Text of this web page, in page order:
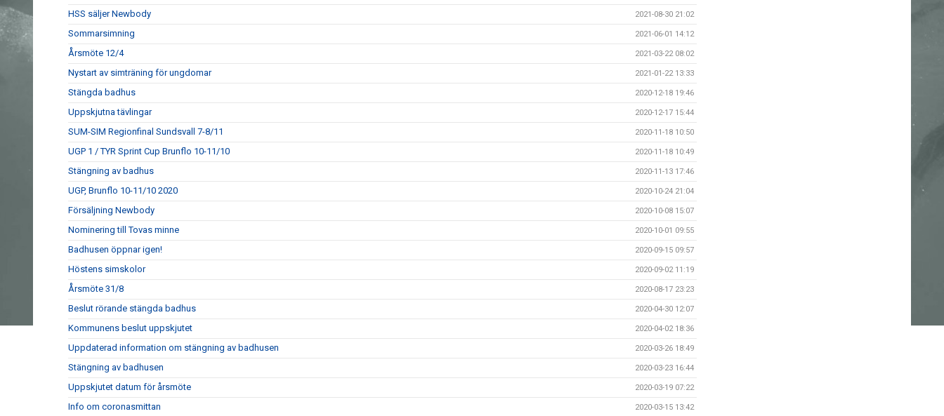
HSS säljer Newbody 2021-08-30 21:02
Sommarsimning 2021-06-01 14:12
Årsmöte 12/4 2021-03-22 08:02
Nystart av simträning för ungdomar 2021-01-22 13:33
Stängda badhus 2020-12-18 19:46
Uppskjutna tävlingar 2020-12-17 15:44
SUM-SIM Regionfinal Sundsvall 7-8/11 2020-11-18 10:50
UGP 1 / TYR Sprint Cup Brunflo 10-11/10 2020-11-18 10:49
Stängning av badhus 2020-11-13 17:46
UGP, Brunflo 10-11/10 2020 2020-10-24 21:04
Försäljning Newbody 2020-10-08 15:07
Nominering till Tovas minne 2020-10-01 09:55
Badhusen öppnar igen! 2020-09-15 09:57
Höstens simskolor 2020-09-02 11:19
Årsmöte 31/8 2020-08-17 23:23
Beslut rörande stängda badhus 2020-04-30 12:07
Kommunens beslut uppskjutet 2020-04-02 18:36
Uppdaterad information om stängning av badhusen 2020-03-26 18:49
Stängning av badhusen 2020-03-23 16:44
Uppskjutet datum för årsmöte 2020-03-19 07:22
Info om coronasmittan 2020-03-15 13:42